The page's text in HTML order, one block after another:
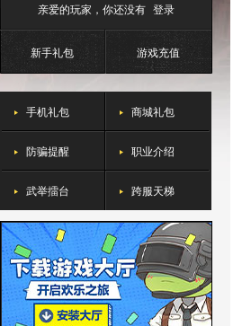
亲爱的玩家，你还没有 登录
新手礼包 游戏充值
手机礼包 商城礼包
防骗提醒 职业介绍
武举擂台 跨服天梯